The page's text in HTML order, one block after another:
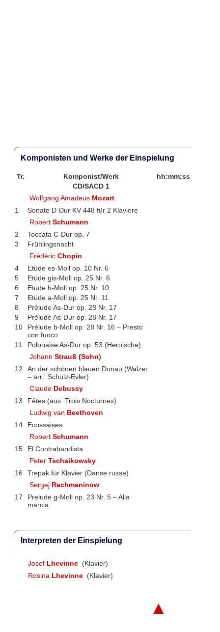
Komponisten und Werke der Einspielung
Tr. Komponist/Werk
hh:mm:ss
CD/SACD 1
Wolfgang Amadeus Mozart
1
Sonate D-Dur KV 448 für 2 Klaviere
RobertSchumann
2
Toccata C-Dur op. 7
3
Frühlingsnacht
FrédéricChopin
4
Etüde es-Moll op. 10 Nr. 6
5
Etüde gis-Moll op. 25 Nr. 6
6
Etüde h-Moll op. 25 Nr. 10
7
Etüde a-Moll op. 25 Nr. 11
8
Prélude As-Dur op. 28 Nr. 17
9
Prélude As-Dur op. 28 Nr. 17
10
Prélude b-Moll op. 28 Nr. 16 – Presto
con fuoco
11
Polonaise As-Dur op. 53 (Heroische)
JohannStrauß (Sohn)
12
An der schönen blauen Donau (Walzer
– arr.: Schulz-Evler)
Claude Debussy
13
Fêtes (aus: Trois Nocturnes)
Ludwig van Beethoven
14
Ecossaises
RobertSchumann
15
El Contrabandista
PeterTschaikowsky
16
Trepak für Klavier (Danse russe)
Sergej Rachmaninow
17
Prelude g-Moll op. 23 Nr. 5 – Alla
marcia
Interpreten der Einspielung
Josef Lhevinne (Klavier)
Rosina Lhevinne (Klavier)
▲